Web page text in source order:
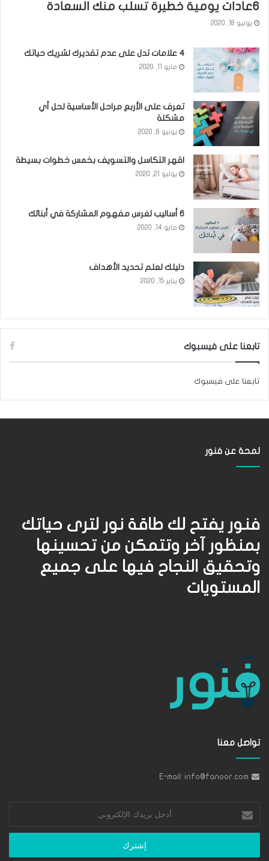
٦عادات يومية خطيرة تسلب منك السعادة
يونيو 18, 2020
٤ علامات تدل على عدم تقديرك لشريك حياتك
مايو 11, 2020
تعرف على الأربع مراحل الأساسية لحل أي
مشكلة
يونيو 6, 2020
اقهر التكاسل والتسويف بخمس خطوات بسيطة
يوليو 21, 2020
6 أساليب لغرس مفهوم المشاركة في أبنائك
مايو 14, 2020
دليلك لعلم تحديد الأهداف
يناير 15, 2020
تابعنا على فيسبوك
تابعنا على فيسبوك
لمحة عن فنور
فنور يفتح لك طاقة نور لترى حياتك
بمنظور آخر وتتمكن من تحسينها
وتحقيق النجاح فيها على جميع
المستويات
تواصل معنا
بريدك
الإلكتروني